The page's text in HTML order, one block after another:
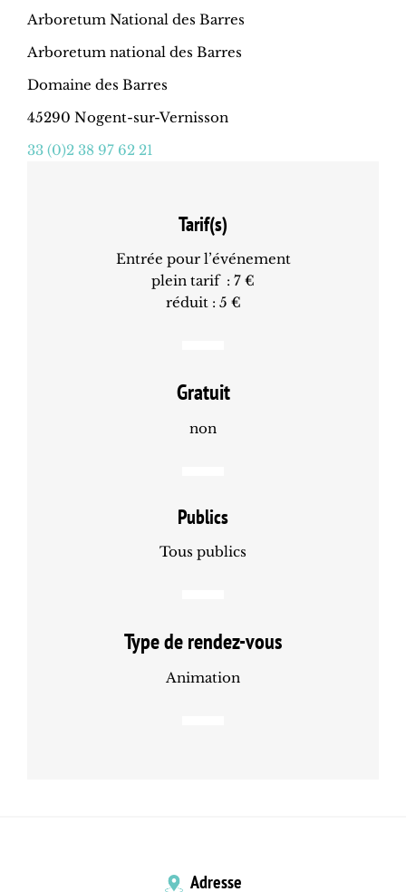
Arboretum National des Barres
Arboretum national des Barres
Domaine des Barres
45290 Nogent-sur-Vernisson
33 (0)2 38 97 62 21
Tarif(s)
Entrée pour l’événement
plein tarif : 7 €
réduit : 5 €
Gratuit
non
Publics
Tous publics
Type de rendez-vous
Animation
Adresse